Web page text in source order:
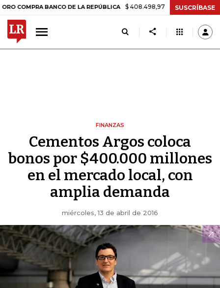
BANCO DE LA REPÚBLICA $ 408.498,97 +$ 8.753,81 +2,19%
SUSCRÍBASE
FINANZAS
Cementos Argos coloca
bonos por $400.000 millones
en el mercado local, con
amplia demanda
miércoles, 13 de abril de 2016